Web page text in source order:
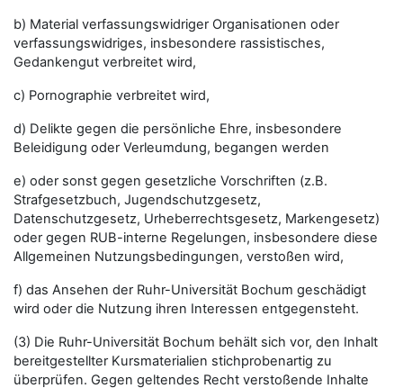
b) Material verfassungswidriger Organisationen oder
verfassungswidriges, insbesondere rassistisches,
Gedankengut verbreitet wird,
c) Pornographie verbreitet wird,
d) Delikte gegen die persönliche Ehre, insbesondere
Beleidigung oder Verleumdung, begangen werden
e) oder sonst gegen gesetzliche Vorschriften (z.B.
Strafgesetzbuch, Jugendschutzgesetz,
Datenschutzgesetz, Urheberrechtsgesetz, Markengesetz)
oder gegen RUB-interne Regelungen, insbesondere diese
Allgemeinen Nutzungsbedingungen, verstoßen wird,
f) das Ansehen der Ruhr-Universität Bochum geschädigt
wird oder die Nutzung ihren Interessen entgegensteht.
(3) Die Ruhr-Universität Bochum behält sich vor, den Inhalt
bereitgestellter Kursmaterialien stichprobenartig zu
überprüfen. Gegen geltendes Recht verstoßende Inhalte